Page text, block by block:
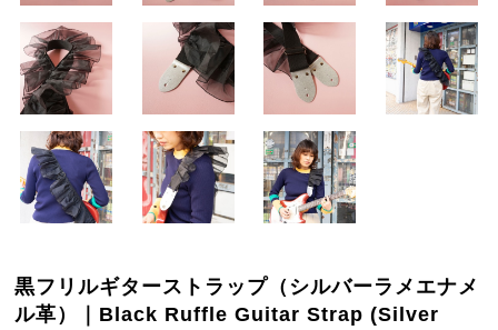
黒フリルギターストラップ（シルバーラメエナメ
ル革）｜Black Ruffle Guitar Strap (Silver